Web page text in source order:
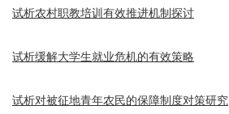
试析农村职教培训有效推进机制探讨
试析缓解大学生就业危机的有效策略
试析对被征地青年农民的保障制度对策研究